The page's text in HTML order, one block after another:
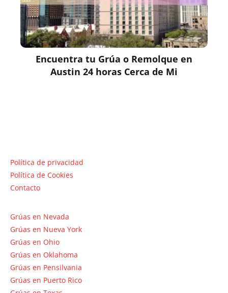
Encuentra tu Grúa o Remolque en
Austin 24 horas Cerca de Mi
Política de privacidad
Política de Cookies
Contacto
Grúas en Nevada
Grúas en Nueva York
Grúas en Ohio
Grúas en Oklahoma
Grúas en Pensilvania
Grúas en Puerto Rico